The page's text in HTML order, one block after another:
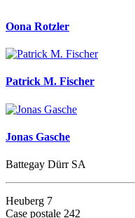
Oona Rotzler
Patrick M. Fischer
Jonas Gasche
Battegay Dürr SA
Heuberg 7
Case postale 242